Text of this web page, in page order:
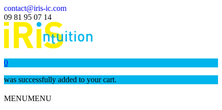
contact@iris-ic.com
09 81 95 07 14
0
was successfully added to your cart.
MENUMENU